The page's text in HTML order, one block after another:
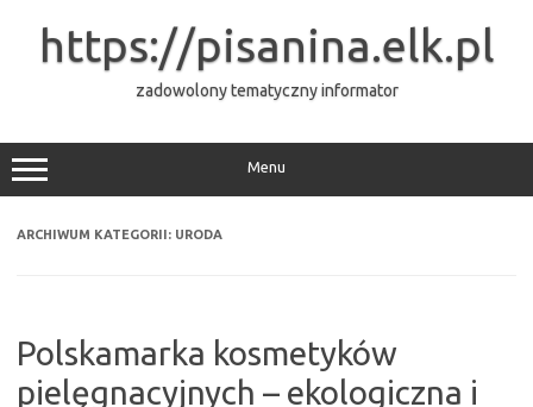
https://pisanina.elk.pl
zadowolony tematyczny informator
Menu
ARCHIWUM KATEGORII: URODA
Polskamarka kosmetyków
pielęgnacyjnych – ekologiczna i